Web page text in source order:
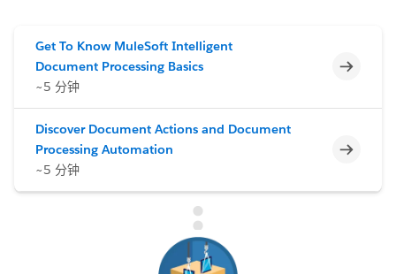
Get To Know MuleSoft Intelligent
Document Processing Basics
~5 分钟
不完整
Discover Document Actions and Document
Processing Automation
~5 分钟
不完整